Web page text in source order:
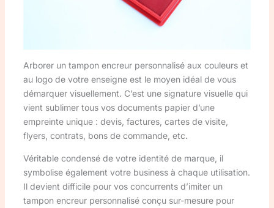
Arborer un tampon encreur personnalisé aux couleurs et
au logo de votre enseigne est le moyen idéal de vous
démarquer visuellement. C’est une signature visuelle qui
vient sublimer tous vos documents papier d’une
empreinte unique : devis, factures, cartes de visite,
flyers, contrats, bons de commande, etc.
Véritable condensé de votre identité de marque, il
symbolise également votre business à chaque utilisation.
Il devient difficile pour vos concurrents d’imiter un
tampon encreur personnalisé conçu sur-mesure pour